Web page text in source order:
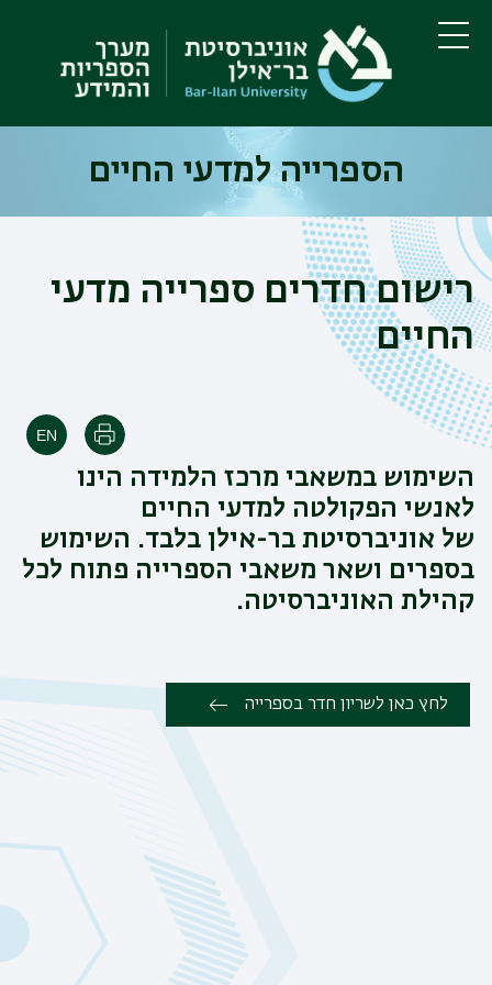
לתוכן
העיקרי
לתפריט
ניווט
ראשי
תפריט
הספרייה למדעי החיים
רישום חדרים ספרייה מדעי
החיים
הדפסה
השימוש במשאבי מרכז הלמידה הינו
לאנשי הפקולטה למדעי החיים
של אוניברסיטת בר-אילן בלבד. השימוש
בספרים ושאר משאבי הספרייה פתוח לכל
קהילת האוניברסיטה.
לחץ כאן לשריון חדר בספרייה